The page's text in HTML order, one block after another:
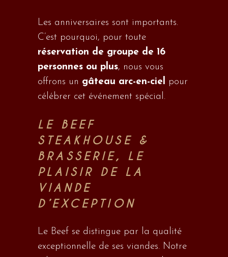
Les anniversaires sont importants.
C’est pourquoi, pour toute
réservation de groupe de 16
personnes ou plus, nous vous
offrons un gâteau arc-en-ciel pour
célébrer cet événement spécial.
LE BEEF
STEAKHOUSE &
BRASSERIE, LE
PLAISIR DE LA
VIANDE
D’EXCEPTION
Le Beef se distingue par la qualité
exceptionnelle de ses viandes. Notre